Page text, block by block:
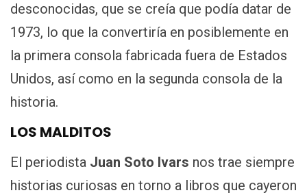
desconocidas, que se creía que podía datar de
1973, lo que la convertiría en posiblemente en
la primera consola fabricada fuera de Estados
Unidos, así como en la segunda consola de la
historia.
LOS MALDITOS
El periodista Juan Soto Ivars nos trae siempre
historias curiosas en torno a libros que cayeron